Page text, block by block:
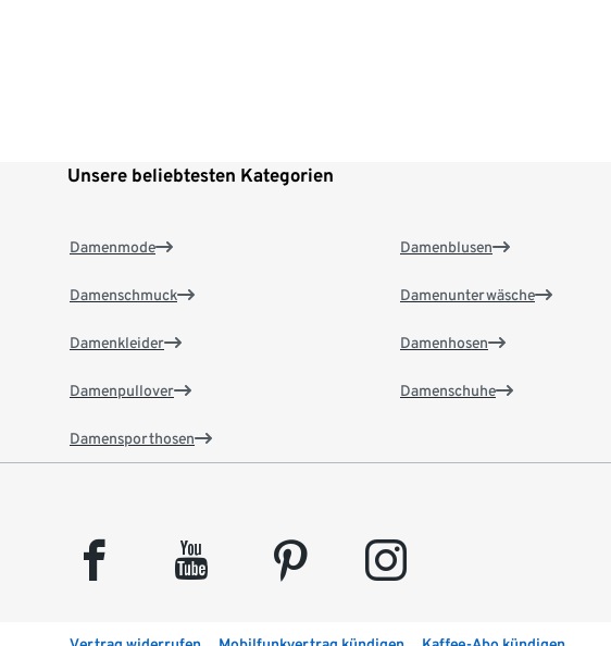
Unsere beliebtesten Kategorien
Damenmode
Damenschmuck
Damenkleider
Damenpullover
Damensporthosen
Damenblusen
Damenunterwäsche
Damenhosen
Damenschuhe
facebook youtube pinterest instagram